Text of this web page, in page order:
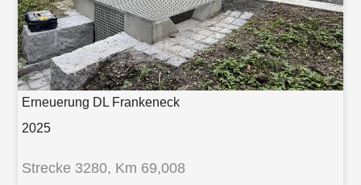
Erneuerung DL Frankeneck
2025
Strecke 3280, Km 69,008